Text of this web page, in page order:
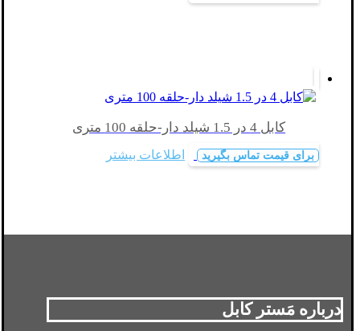
کابل 4 در 1.5 شیلد دار-حلقه 100 متری
برای قیمت تماس بگیرید اطلاعات بیشتر
درباره مَستر کابل